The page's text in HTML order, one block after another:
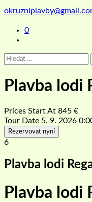
0
Vyhledávání
Plavba lodi
Prices Start At 845 €
Tour Date 5. 9. 2026
Rezervovat nyní
6
Plavba lodi
Plavba lodi